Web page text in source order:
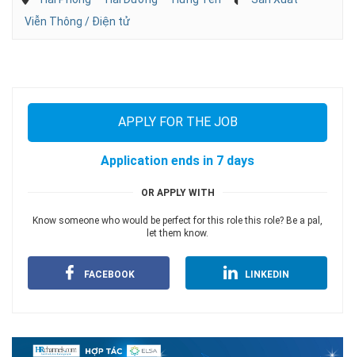
Viễn Thông / Điện tử
APPLY FOR THE JOB
Application ends in 7 days
OR APPLY WITH
Know someone who would be perfect for this role this role? Be a pal,
let them know.
FACEBOOK LINKEDIN